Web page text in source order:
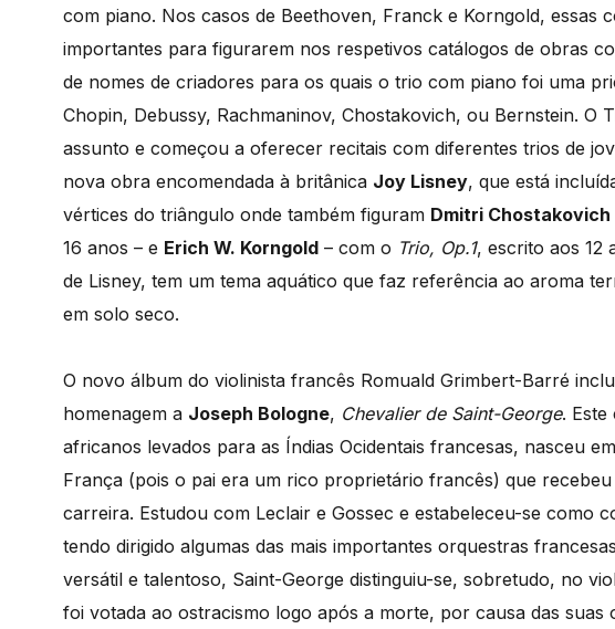
com piano. Nos casos de Beethoven, Franck e Korngold, essas
importantes para figurarem nos respetivos catálogos de obras
de nomes de criadores para os quais o trio com piano foi uma
Chopin, Debussy, Rachmaninov, Chostakovich, ou Bernstein. O
assunto e começou a oferecer recitais com diferentes trios de
nova obra encomendada à britânica Joy Lisney, que está
vértices do triângulo onde também figuram Dmitri Chostakovich
16 anos – e Erich W. Korngold – com o Trio, Op.1, escrito aos 12
de Lisney, tem um tema aquático que faz referência ao aroma
em solo seco.
O novo álbum do violinista francês Romuald Grimbert-Barré
homenagem a Joseph Bologne, Chevalier de Saint-George. Este
africanos levados para as Índias Ocidentais francesas, nasceu
França (pois o pai era um rico proprietário francês) que
carreira. Estudou com Leclair e Gossec e estabeleceu-se como
tendo dirigido algumas das mais importantes orquestras
versátil e talentoso, Saint-George distinguiu-se, sobretudo, no
foi votada ao ostracismo logo após a morte, por causa das